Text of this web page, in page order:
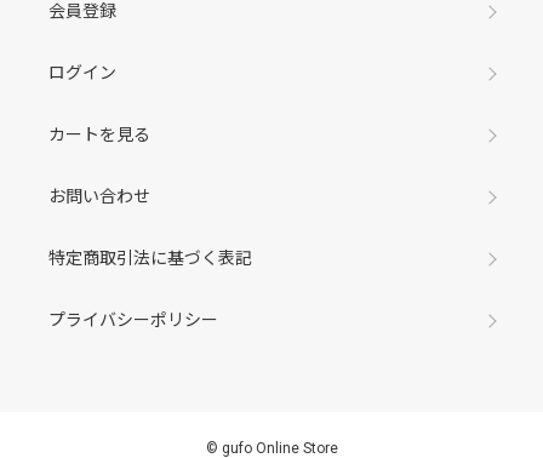
会員登録
ログイン
カートを見る
お問い合わせ
特定商取引法に基づく表記
プライバシーポリシー
©︎ gufo Online Store